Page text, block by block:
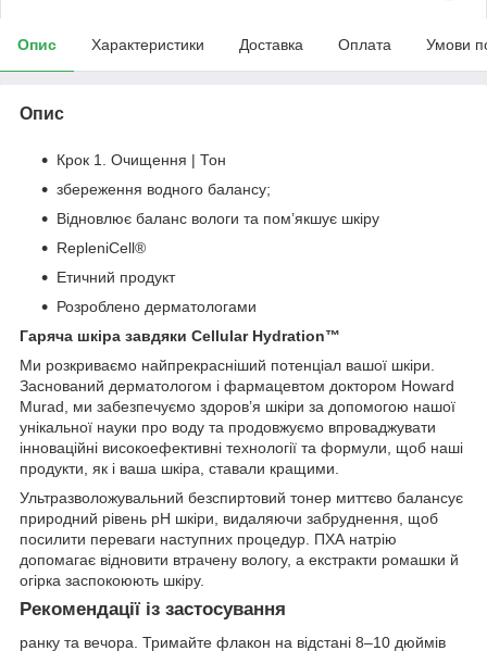
Опис Характеристики Доставка Оплата Умови
Опис
Крок 1. Очищення | Тон
збереження водного балансу;
Відновлює баланс вологи та пом’якшує шкіру
RepleniCell®
Етичний продукт
Розроблено дерматологами
Гаряча шкіра завдяки Cellular Hydration™
Ми розкриваємо найпрекрасніший потенціал вашої шкіри.
Заснований дерматологом і фармацевтом доктором Howard
Murad, ми забезпечуємо здоров’я шкіри за допомогою нашої
унікальної науки про воду та продовжуємо впроваджувати
інноваційні високоефективні технології та формули, щоб наші
продукти, як і ваша шкіра, ставали кращими.
Ультразволожувальний безспиртовий тонер миттєво балансує
природний рівень pH шкіри, видаляючи забруднення, щоб
посилити переваги наступних процедур. ПХА натрію
допомагає відновити втрачену вологу, а екстракти ромашки й
огірка заспокоюють шкіру.
Рекомендації із застосування
ранку та вечора. Тримайте флакон на відстані 8–10 дюймів